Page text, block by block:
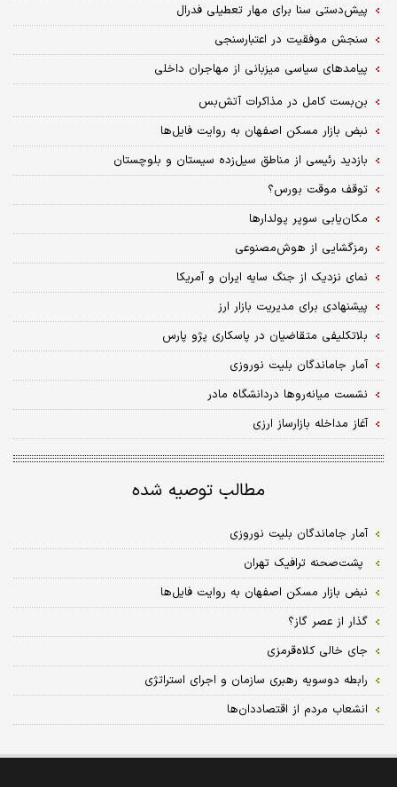
پیش‌دستی سنا برای مهار تعطیلی فدرال
سنجش موفقیت در اعتبارسنجی
پیامدهای سیاسی میزبانی از مهاجران داخلی
بن‌بست کامل در مذاکرات آتش‌بس
نبض بازار مسکن اصفهان به روایت فایل‌‌‌ها
بازدید رئیسی از مناطق سیل‌زده سیستان و بلوچستان
توقف موقت بورس؟
مکان‌یابی سوپر پولدارها
رمزگشایی از هوش‌مصنوعی
نمای نزدیک از جنگ سایه ایران و آمریکا
پیشنهادی برای مدیریت بازار ارز
بلاتکلیفی متقاضیان در پاسکاری پژو پارس
آمار جاماندگان بلیت نوروزی
نشست میانه‌روها دردانشگاه مادر
آغاز مداخله بازارساز ارزی
مطالب توصیه شده
آمار جاماندگان بلیت نوروزی
‌ پشت‏‏‌صحنه ترافیک تهران
نبض بازار مسکن اصفهان به روایت فایل‌‌‌ها
گذار از عصر گاز؟
جای خالی کلاه‌قرمزی
رابطه دوسویه رهبری سازمان و اجرای استراتژی
انشعاب مردم از اقتصاددان‏‌ها